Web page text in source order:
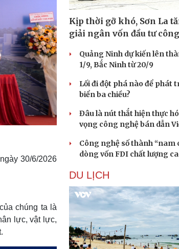
30/6/2026
chúng ta là
lực, vật lực,
Kịp thời gỡ khó, Sơn La
giải ngân vốn đầu tư công
Quảng Ninh dự kiến lên
1/9, Bắc Ninh từ 20/9
Lối đi đột phá nào để phát
biển ba chiều?
Đâu là nút thắt hiện thực
vọng công nghệ bán dẫn
Công nghệ số thành “nam
dòng vốn FDI chất lượng
DU LỊCH